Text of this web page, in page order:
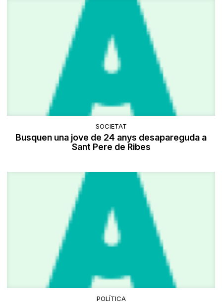
SOCIETAT
Busquen una jove de 24 anys desapareguda a
Sant Pere de Ribes
POLÍTICA